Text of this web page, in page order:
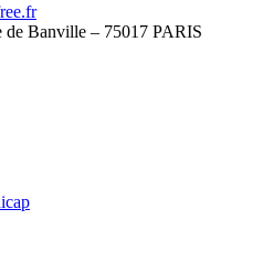
de Banville – 75017 PARIS